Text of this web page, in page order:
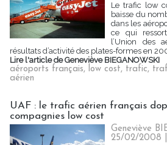
Le trafic low
baisse du
dans les
ce qui
l’Union des
résultats d’activité des plates-formes en
Lire l'article de Geneviève BIEGANOWSKI
aéroports français, low cost, trafic,
aérien
UAF : le trafic aérien français
compagnies low cost
Geneviève
25/02/2008